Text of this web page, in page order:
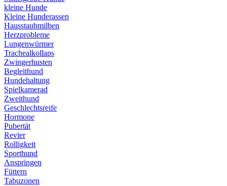
kleine Hunde
Kleine Hunderassen
Hausstaubmilben
Herzprobleme
Lungenwürmer
Trachealkollaps
Zwingerhusten
Begleithund
Hundehaltung
Spielkamerad
Zweithund
Geschlechtsreife
Hormone
Pubertät
Revier
Rolligkeit
Sporthund
Anspringen
Füttern
Tabuzonen